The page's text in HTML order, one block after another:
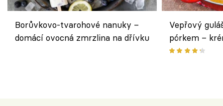
Borůvkovo-tvarohové nanuky –
domácí ovocná zmrzlina na dřívku
Vepřový
pórkem –
pokrm z